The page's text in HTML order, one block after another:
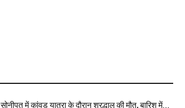
सोनीपत में कांवड़ यात्रा के दौरान श्रद्धालु की मौत, बारिश में...